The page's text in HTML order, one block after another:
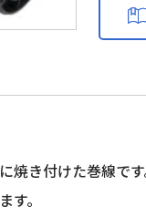
き付けた巻線です
。